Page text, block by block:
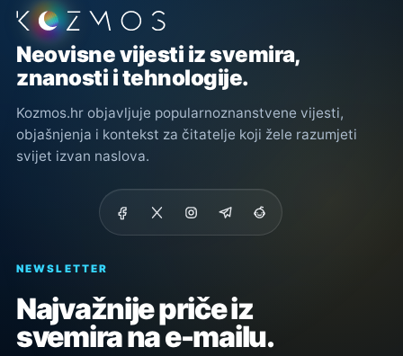
Podnožje stranice
Neovisne vijesti iz svemira,
znanosti i tehnologije.
Kozmos.hr objavljuje popularnoznanstvene vijesti,
objašnjenja i kontekst za čitatelje koji žele razumjeti
svijet izvan naslova.
NEWSLETTER
Najvažnije priče iz
svemira na e-mailu.